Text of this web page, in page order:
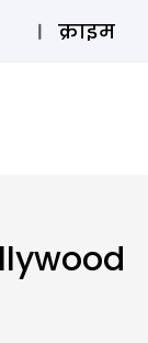
ऑडियो
क्राइम